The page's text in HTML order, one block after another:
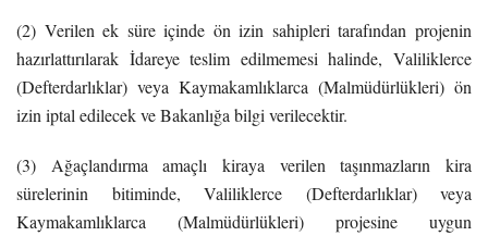
(2) Verilen ek süre içinde ön izin sahipleri tarafından projenin
hazırlattırılarak İdareye teslim edilmemesi halinde, Valiliklerce
(Defterdarlıklar) veya Kaymakamlıklarca (Malmüdürlükleri) ön
izin iptal edilecek ve Bakanlığa bilgi verilecektir.
(3) Ağaçlandırma amaçlı kiraya verilen taşınmazların kira
sürelerinin bitiminde, Valiliklerce (Defterdarlıklar) veya
Kaymakamlıklarca (Malmüdürlükleri) projesine uygun